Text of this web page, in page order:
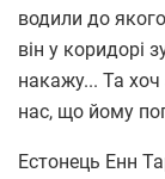
водили до
він у коридорі
накажу... Та хоч
нас, що йому
Естонець Енн